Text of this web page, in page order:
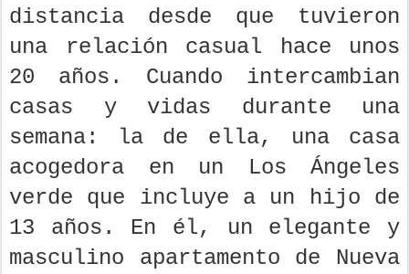
distancia desde que tuvieron
una relación casual hace unos
20 años. Cuando intercambian
casas y vidas durante una
semana: la de ella, una casa
acogedora en un Los Ángeles
verde que incluye a un hijo de
13 años. En él, un elegante y
masculino apartamento de Nueva